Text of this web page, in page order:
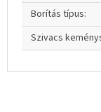
Borítás típus:
Szivacs